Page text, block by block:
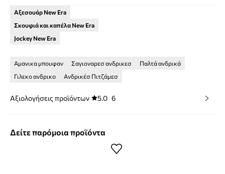
Αξεσουάρ New Era
Σκουφιά και καπέλα New Era
Jockey New Era
Αμανικα μπουφαν Σαγιοναρεσ ανδρικεσ
Παλτά ανδρικά
Γιλεκο ανδρικο
Ανδρικέσ Πιτζάμεσ
Αξιολογήσεις προϊόντων 5.0 6
Δείτε παρόμοια προϊόντα